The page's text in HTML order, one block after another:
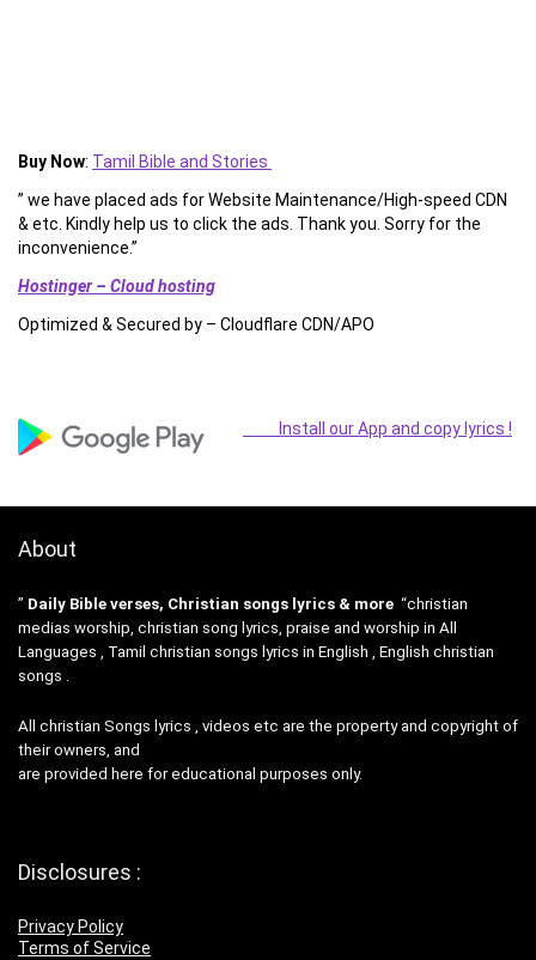
Buy Now: Tamil Bible and Stories
” we have placed ads for Website Maintenance/High-speed CDN
& etc. Kindly help us to click the ads. Thank you. Sorry for the
inconvenience.”
Hostinger – Cloud hosting
Optimized & Secured by – Cloudflare CDN/APO
Install our App and copy lyrics !
About
” Daily Bible verses, Christian songs lyrics & more “christian
medias worship, christian song lyrics, praise and worship in All
Languages , Tamil christian songs lyrics in English , English christian
songs .
All christian Songs lyrics , videos etc are the property and copyright of
their owners, and
are provided here for educational purposes only.
Disclosures :
Privacy Policy
Terms of Service